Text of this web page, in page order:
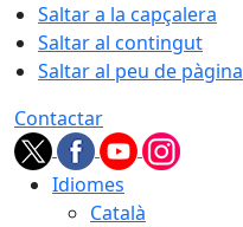
Saltar a la capçalera
Saltar al contingut
Saltar al peu de pàgina
Contactar
Idiomes
Català